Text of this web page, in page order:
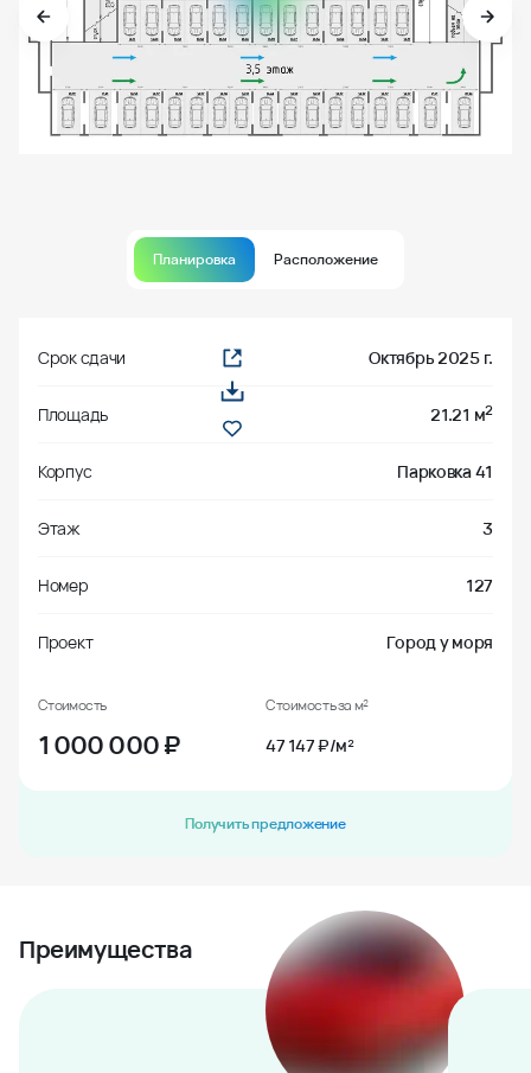
Планировка Расположение
Срок сдачи Октябрь 2025 г.
Площадь 21.21 м2
Корпус Парковка 41
Этаж 3
Номер 127
Проект Город у моря
Стоимость
1 000 000₽
Стоимость за м²
47 147 ₽/м²
Получить предложение
Преимущества